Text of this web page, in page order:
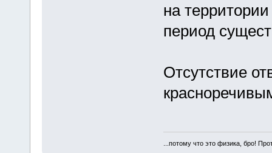
на
период
Отсутствие
...потому что это физика, бро!